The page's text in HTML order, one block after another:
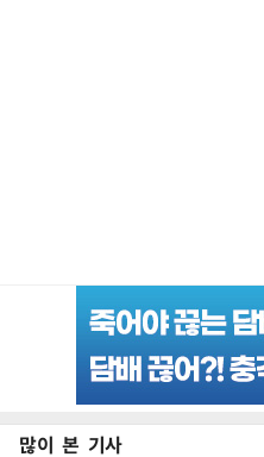
많이 본 기사